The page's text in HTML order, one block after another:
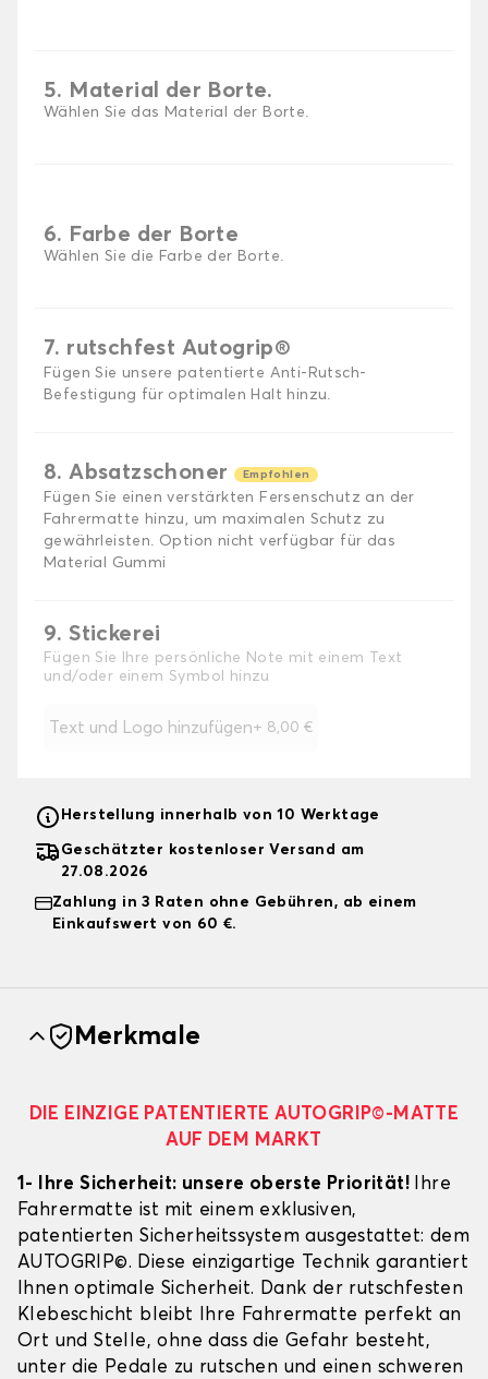
5. Material der Borte.
Wählen Sie das Material der Borte.
6. Farbe der Borte
Wählen Sie die Farbe der Borte.
7. rutschfest Autogrip®
Fügen Sie unsere patentierte Anti-Rutsch-
Befestigung für optimalen Halt hinzu.
8. Absatzschoner Empfohlen
Fügen Sie einen verstärkten Fersenschutz an der
Fahrermatte hinzu, um maximalen Schutz zu
gewährleisten. Option nicht verfügbar für das
Material Gummi
9. Stickerei
Fügen Sie Ihre persönliche Note mit einem Text
und/oder einem Symbol hinzu
Text und Logo hinzufügen+ 8,00 €
Herstellung innerhalb von 10 Werktage
Geschätzter kostenloser Versand am
27.08.2026
Zahlung in 3 Raten ohne Gebühren, ab einem
Einkaufswert von 60 €.
Merkmale
DIE EINZIGE PATENTIERTE AUTOGRIP©-MATTE
AUF DEM MARKT
1- Ihre Sicherheit: unsere oberste Priorität! Ihre
Fahrermatte ist mit einem exklusiven,
patentierten Sicherheitssystem ausgestattet: dem
AUTOGRIP©. Diese einzigartige Technik garantiert
Ihnen optimale Sicherheit. Dank der rutschfesten
Klebeschicht bleibt Ihre Fahrermatte perfekt an
Ort und Stelle, ohne dass die Gefahr besteht,
unter die Pedale zu rutschen und einen schweren